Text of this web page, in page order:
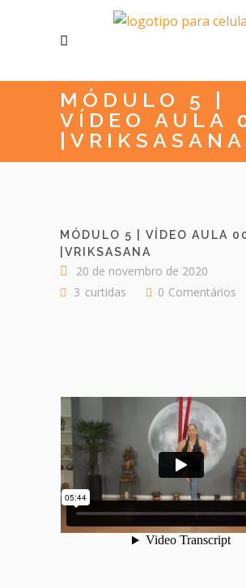
MÓDULO 5 |
VÍDEO AULA
|VRIKSASANA
MÓDULO 5 | VÍDEO AULA
|VRIKSASANA
20 de novembro de 2020
3 curtidas 0 Comentários